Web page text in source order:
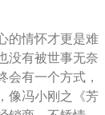
的情怀才更是难
没有被世事无奈
会有一个方式，
像冯小刚之《芳